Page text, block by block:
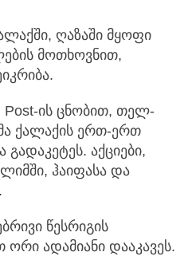
ღაზაში მყოფი
მოთხოვნით,
Post-ის ცნობით, თელ-
ქალაქის ერთ-ერთ
აქციები,
ჰაიფასა და
წესრიგის
ადამიანი დააკავეს.